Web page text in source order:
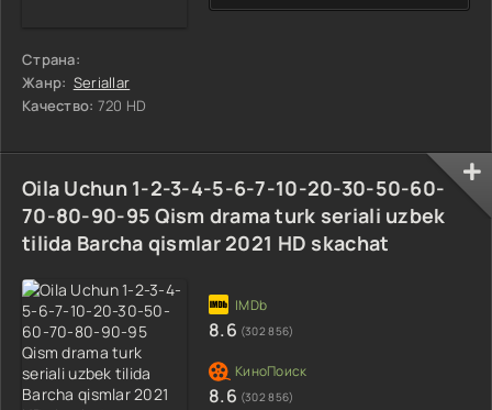
Страна:
Жанр: Seriallar
Качество: 720 HD
Oila Uchun 1-2-3-4-5-6-7-10-20-30-50-60-
70-80-90-95 Qism drama turk seriali uzbek
tilida Barcha qismlar 2021 HD skachat
8.6 (302 856)
8.6 (302 856)